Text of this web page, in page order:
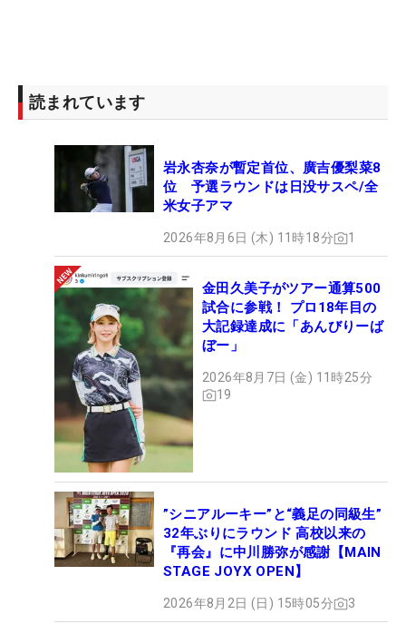
読まれています
岩永杏奈が暫定首位、廣吉優梨菜8
位 予選ラウンドは日没サスペ/全
米女子アマ
2026年8月6日 (木) 11時18分 1
金田久美子がツアー通算500
試合に参戦！ プロ18年目の
大記録達成に「あんびりーば
ぼー」
2026年8月7日 (金) 11時25分
19
”シニアルーキー”と“義足の同級生”
32年ぶりにラウンド 高校以来の
『再会』に中川勝弥が感謝【MAIN
STAGE JOYX OPEN】
2026年8月2日 (日) 15時05分 3